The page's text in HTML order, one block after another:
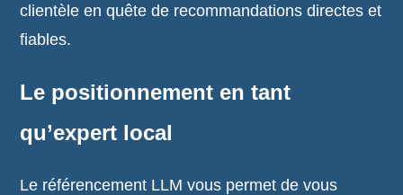
clientèle en quête de recommandations directes et
fiables.
Le positionnement en tant
qu’expert local
Le référencement LLM vous permet de vous